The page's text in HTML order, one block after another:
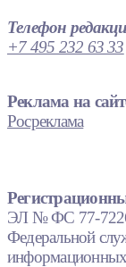
Телефон
+7 495 232 63 33
Реклама на
Росреклама
ЭЛ № ФС 77-
Федеральной